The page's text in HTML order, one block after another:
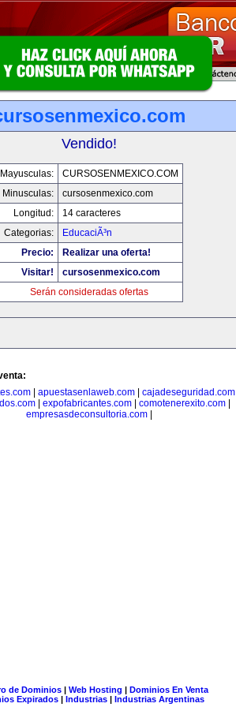
Vendido!
Mayusculas:
CURSOSENMEXICO.COM
Minusculas:
cursosenmexico.com
Longitud:
14 caracteres
Categorias:
EducaciÃ³n
Precio:
Realizar una oferta!
Visitar!
cursosenmexico.com
Serán consideradas ofertas
| apuestasenlaweb.com| cajadeseguridad.com|
expofabricantes.com comotenerexito.com
empresasdeconsultoria.com
de Dominios| Web Hosting | Dominios En Venta
Expirados | Industrias | Industrias Argentinas